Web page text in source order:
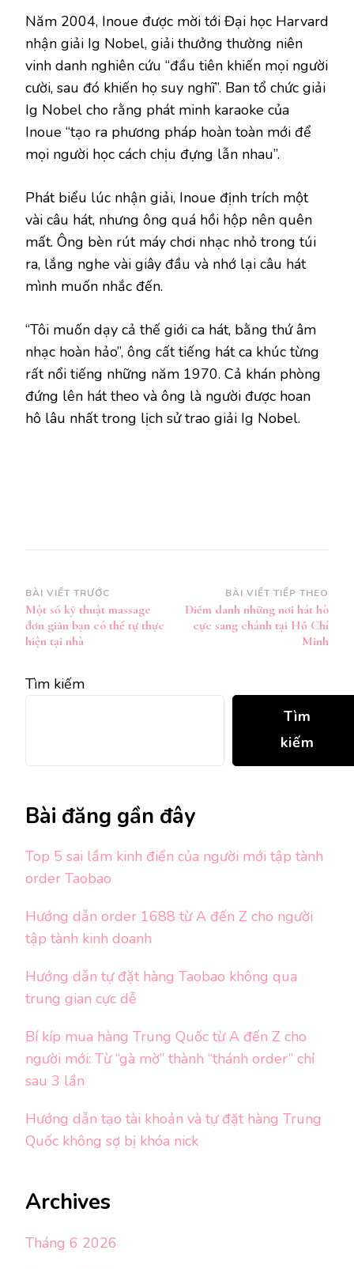
Năm 2004, Inoue được mời tới Đại học Harvard
nhận giải Ig Nobel, giải thưởng thường niên
vinh danh nghiên cứu “đầu tiên khiến mọi người
cười, sau đó khiến họ suy nghĩ”. Ban tổ chức giải
Ig Nobel cho rằng phát minh karaoke của
Inoue “tạo ra phương pháp hoàn toàn mới để
mọi người học cách chịu đựng lẫn nhau”.
Phát biểu lúc nhận giải, Inoue định trích một
vài câu hát, nhưng ông quá hồi hộp nên quên
mất. Ông bèn rút máy chơi nhạc nhỏ trong túi
ra, lắng nghe vài giây đầu và nhớ lại câu hát
mình muốn nhắc đến.
“Tôi muốn dạy cả thế giới ca hát, bằng thứ âm
nhạc hoàn hảo”, ông cất tiếng hát ca khúc từng
rất nổi tiếng những năm 1970. Cả khán phòng
đứng lên hát theo và ông là người được hoan
hô lâu nhất trong lịch sử trao giải Ig Nobel.
Điều
hướng
bài
BÀI VIẾT TRƯỚC
Một số kỹ thuật massage
đơn giãn bạn có thể tự thực
hiện tại nhà
BÀI VIẾT TIẾP THEO
Điểm danh những nơi hát hò
cực sang chảnh tại Hồ Chí
Minh
Tìm kiếm
Tìm
kiếm
Bài đăng gần đây
Top 5 sai lầm kinh điển của người mới tập tành
order Taobao
Hướng dẫn order 1688 từ A đến Z cho người
tập tành kinh doanh
Hướng dẫn tự đặt hàng Taobao không qua
trung gian cực dễ
Bí kíp mua hàng Trung Quốc từ A đến Z cho
người mới: Từ “gà mờ” thành “thánh order” chỉ
sau 3 lần
Hướng dẫn tạo tài khoản và tự đặt hàng Trung
Quốc không sợ bị khóa nick
Archives
Tháng 6 2026